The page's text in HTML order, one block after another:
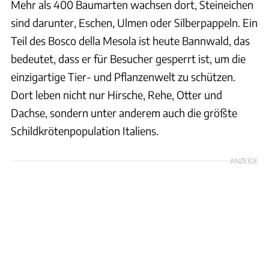
Mehr als 400 Baumarten wachsen dort, Steineichen
sind darunter, Eschen, Ulmen oder Silberpappeln. Ein
Teil des Bosco della Mesola ist heute Bannwald, das
bedeutet, dass er für Besucher gesperrt ist, um die
einzigartige Tier- und Pflanzenwelt zu schützen.
Dort leben nicht nur Hirsche, Rehe, Otter und
Dachse, sondern unter anderem auch die größte
Schildkrötenpopulation Italiens.
ANZEIGE